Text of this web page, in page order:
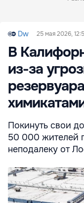
Dw 25 мая 2026,
В
из-за
Покинуть свои
50 000 жителей
неподалеку от